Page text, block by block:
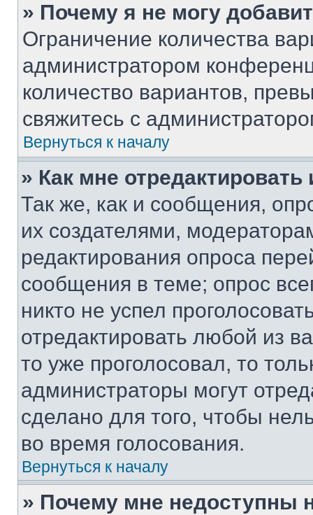
» Почему я не могу
Ограничение количества
администратором
количество вариантов,
свяжитесь с
Вернуться к началу
» Как мне
Так же, как и сообщения,
их создателями,
редактирования опроса
сообщения в теме; опрос
никто не успел
отредактировать любой из
то уже проголосовал, то
администраторы могут
сделано для того, чтобы
во время голосования.
Вернуться к началу
» Почему мне недоступны